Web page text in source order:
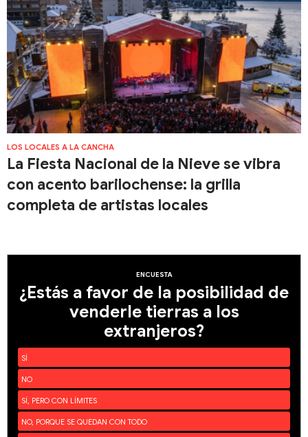
LOS LOCALES A LA CANCHA
La Fiesta Nacional de la Nieve se vibra
con acento barilochense: la grilla
completa de artistas locales
ENCUESTA
¿Estás a favor de la posibilidad de
venderle tierras a los
extranjeros?
SÍ
NO
SÍ, PERO CON LÍMITES
NO, PORQUE SE QUEDAN CON TODO